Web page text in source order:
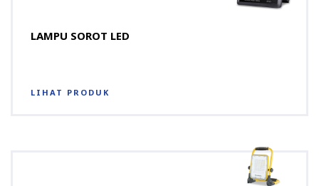
LAMPU SOROT LED
LIHAT PRODUK